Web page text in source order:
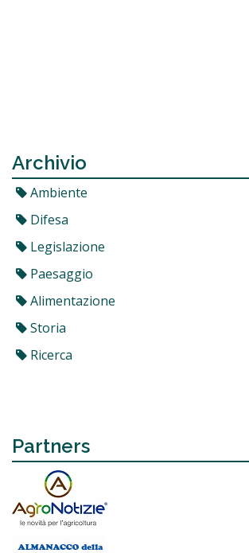
Archivio
Ambiente
Difesa
Legislazione
Paesaggio
Alimentazione
Storia
Ricerca
Partners